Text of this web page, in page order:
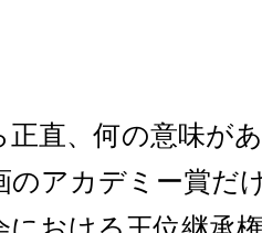
直、何の意味が
のアカデミー賞だ